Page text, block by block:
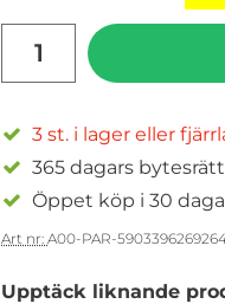
3 st. i lager eller
365 dagars bytesrätt
Öppet köp i 30
Art nr: A00-PAR-
Upptäck liknande